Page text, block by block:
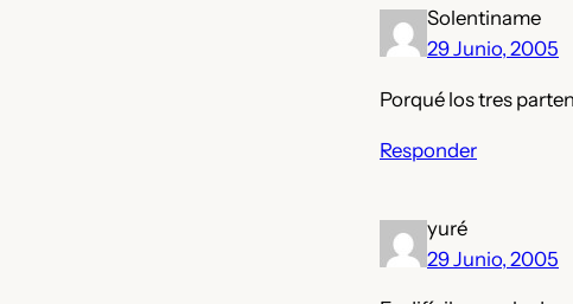
Solentiname
29 Junio, 2005
Porqué los tres
Responder
yuré
29 Junio, 2005